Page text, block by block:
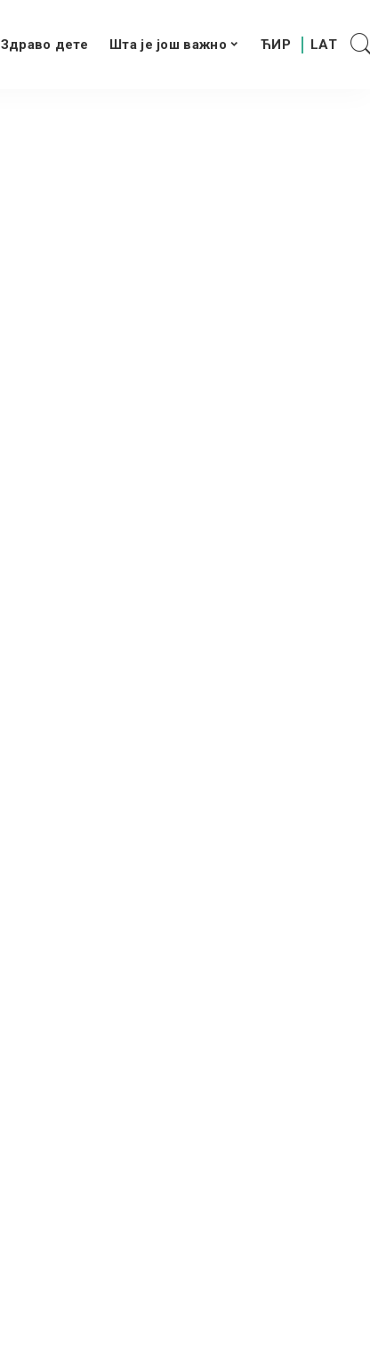
Здраво дете Шта је још важно